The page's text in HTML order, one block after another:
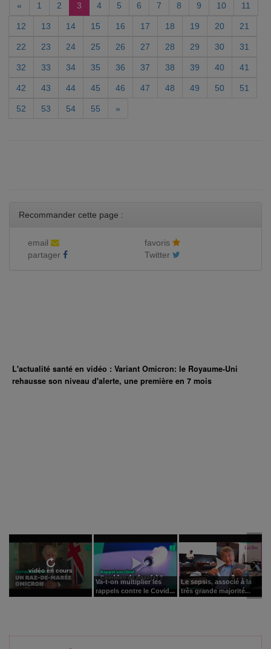
«
1 2 3 4 5 6 7 8 9 10 11
12 13 14 15 16 17 18 19 20 21
22 23 24 25 26 27 28 29 30 31
32 33 34 35 36 37 38 39 40 41
42 43 44 45 46 47 48 49 50 51
52 53 54 55 »
Recommander cette page :
email
favoris
partager
Twitter
L'actualité santé en vidéo : Variant Omicron: le Royaume-Uni
rehausse son niveau d'alerte, une première en 7 mois
vidéo en cours
Va-t-on multiplier les
rappels contre le Covid...
Le sepsis, associé à la
très grande majorité...